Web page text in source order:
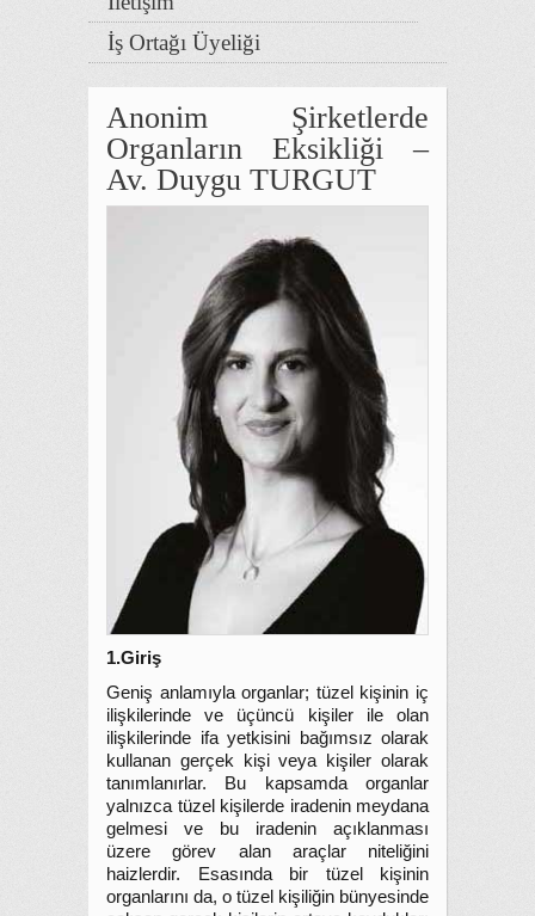
İş Ortağı Üyeliği
Anonim Şirketlerde
Organların Eksikliği –
Av. Duygu TURGUT
1.Giriş
Geniş anlamıyla organlar; tüzel kişinin iç
ilişkilerinde ve üçüncü kişiler ile olan
ilişkilerinde ifa yetkisini bağımsız olarak
kullanan gerçek kişi veya kişiler olarak
tanımlanırlar. Bu kapsamda organlar
yalnızca tüzel kişilerde iradenin meydana
gelmesi ve bu iradenin açıklanması
üzere görev alan araçlar niteliğini
haizlerdir. Esasında bir tüzel kişinin
organlarını da, o tüzel kişiliğin bünyesinde